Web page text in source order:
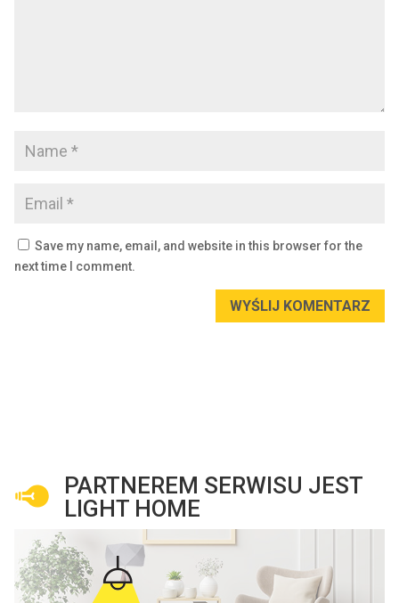
Save my name, email, and website in this browser for the
next time I comment.
WYŚLIJ KOMENTARZ
PARTNEREM SERWISU JEST
LIGHT HOME